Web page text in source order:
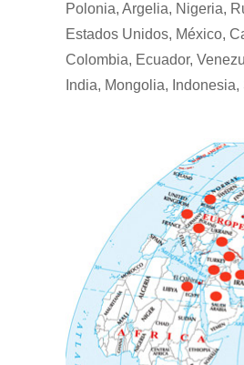
Polonia, Argelia, Nigeria,
Estados Unidos, México,
Colombia, Ecuador,
India, Mongolia,